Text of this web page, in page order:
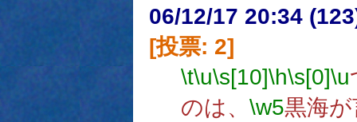
06/12/17 20:34
[投票: 2]
\t\u\s[10]\h\s[0]\u
のは、 \w5黒海